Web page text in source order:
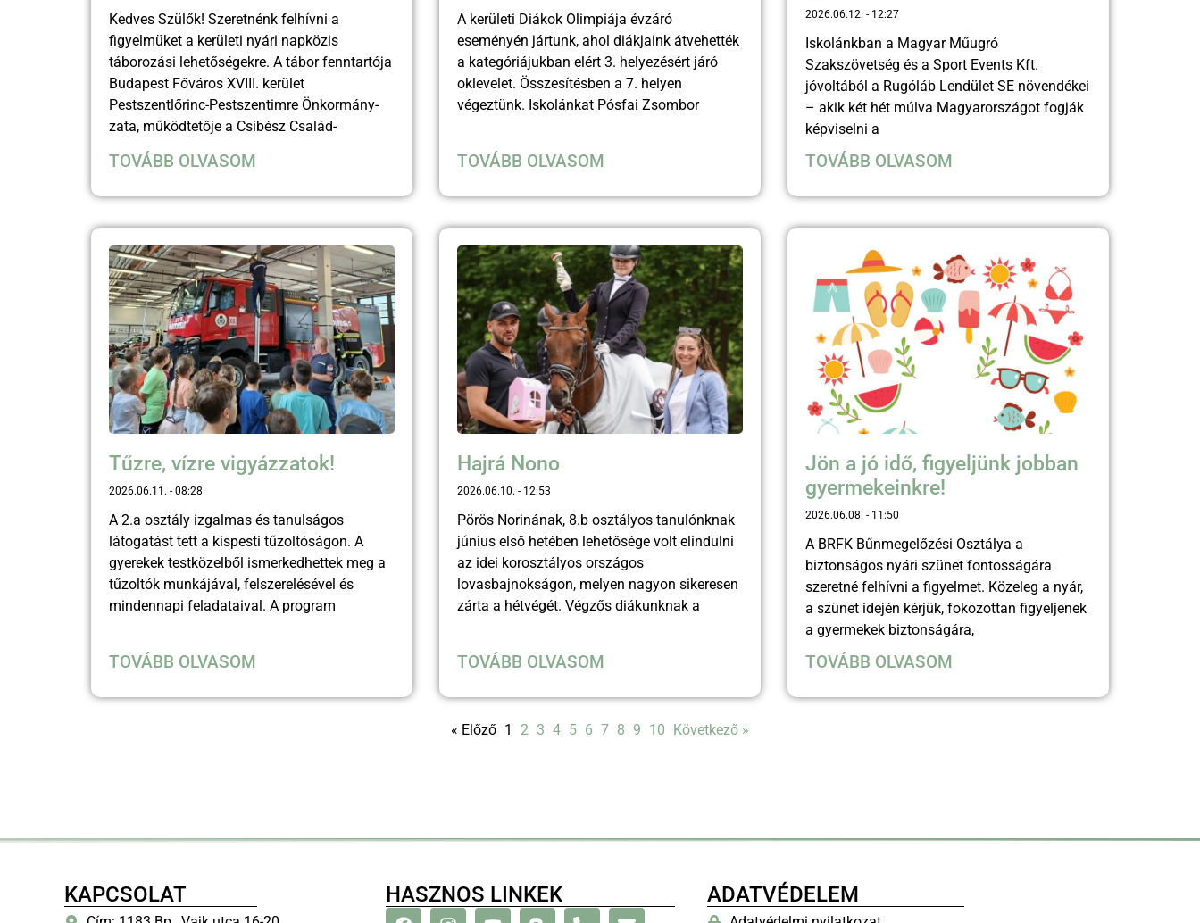
Kedves Szülők! Szeretnénk felhívni a
figyelmüket a kerületi nyári napközis
táborozási lehetőségekre. A tábor fenntartója
Budapest Főváros XVIII. kerület
Pestszentlőrinc-Pestszentimre Önkormány-
zata, működtetője a Csibész Család-
TOVÁBB OLVASOM
A kerületi Diákok Olimpiája évzáró
eseményén jártunk, ahol diákjaink átvehették
a kategóriájukban elért 3. helyezésért járó
oklevelet. Összesítésben a 7. helyen
végeztünk. Iskolánkat Pósfai Zsombor
TOVÁBB OLVASOM
2026.06.12. 12:27
Iskolánkban a Magyar Műugró
Szakszövetség és a Sport Events Kft.
jóvoltából a Rugóláb Lendület SE növendékei
– akik két hét múlva Magyarországot fogják
képviselni a
TOVÁBB OLVASOM
Tűzre, vízre vigyázzatok!
2026.06.11. 08:28
A 2.a osztály izgalmas és tanulságos
látogatást tett a kispesti tűzoltóságon. A
gyerekek testközelből ismerkedhettek meg a
tűzoltók munkájával, felszerelésével és
mindennapi feladataival. A program
TOVÁBB OLVASOM
Hajrá Nono
2026.06.10. 12:53
Pörös Norinának, 8.b osztályos tanulónknak
június első hetében lehetősége volt elindulni
az idei korosztályos országos
lovasbajnokságon, melyen nagyon sikeresen
zárta a hétvégét. Végzős diákunknak a
TOVÁBB OLVASOM
Jön a jó idő, figyeljünk jobban
gyermekeinkre!
2026.06.08. 11:50
A BRFK Bűnmegelőzési Osztálya a
biztonságos nyári szünet fontosságára
szeretné felhívni a figyelmet. Közeleg a nyár,
a szünet idején kérjük, fokozottan figyeljenek
a gyermekek biztonságára,
TOVÁBB OLVASOM
« Előző 1 2 3 4 5 6 7 8 9 10 Következő »
KAPCSOLAT HASZNOS LINKEK ADATVÉDELEM